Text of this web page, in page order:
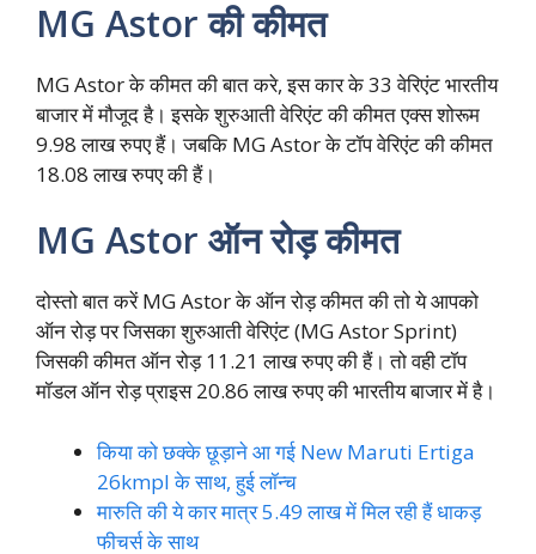
MG Astor की कीमत
MG Astor के कीमत की बात करे, इस कार के 33 वेरिएंट भारतीय
बाजार में मौजूद है। इसके शुरुआती वेरिएंट की कीमत एक्स शोरूम
9.98 लाख रुपए हैं। जबकि MG Astor के टॉप वेरिएंट की कीमत
18.08 लाख रुपए की हैं।
MG Astor ऑन रोड़ कीमत
दोस्तो बात करें MG Astor के ऑन रोड़ कीमत की तो ये आपको
ऑन रोड़ पर जिसका शुरुआती वेरिएंट (MG Astor Sprint)
जिसकी कीमत ऑन रोड़ 11.21 लाख रुपए की हैं। तो वही टॉप
मॉडल ऑन रोड़ प्राइस 20.86 लाख रुपए की भारतीय बाजार में है।
किया को छक्के छूड़ाने आ गई New Maruti Ertiga
26kmpl के साथ, हुई लॉन्च
मारुति की ये कार मात्र 5.49 लाख में मिल रही हैं धाकड़
फीचर्स के साथ